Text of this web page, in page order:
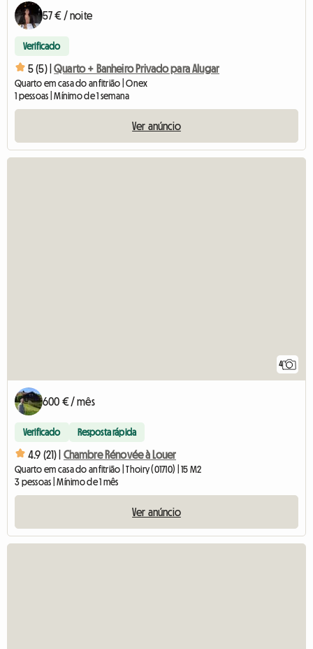
57 € / noite
Verificado
5 (5) | Quarto + Banheiro Privado para Alugar
Quarto em casa do anfitrião | Onex
1 pessoas | Mínimo de 1 semana
Ver anúncio
4
600 € / mês
Verificado Resposta rápida
4.9 (21) | Chambre Rénovée à Louer
Quarto em casa do anfitrião | Thoiry (01710) | 15 M2
3 pessoas | Mínimo de 1 mês
Ver anúncio